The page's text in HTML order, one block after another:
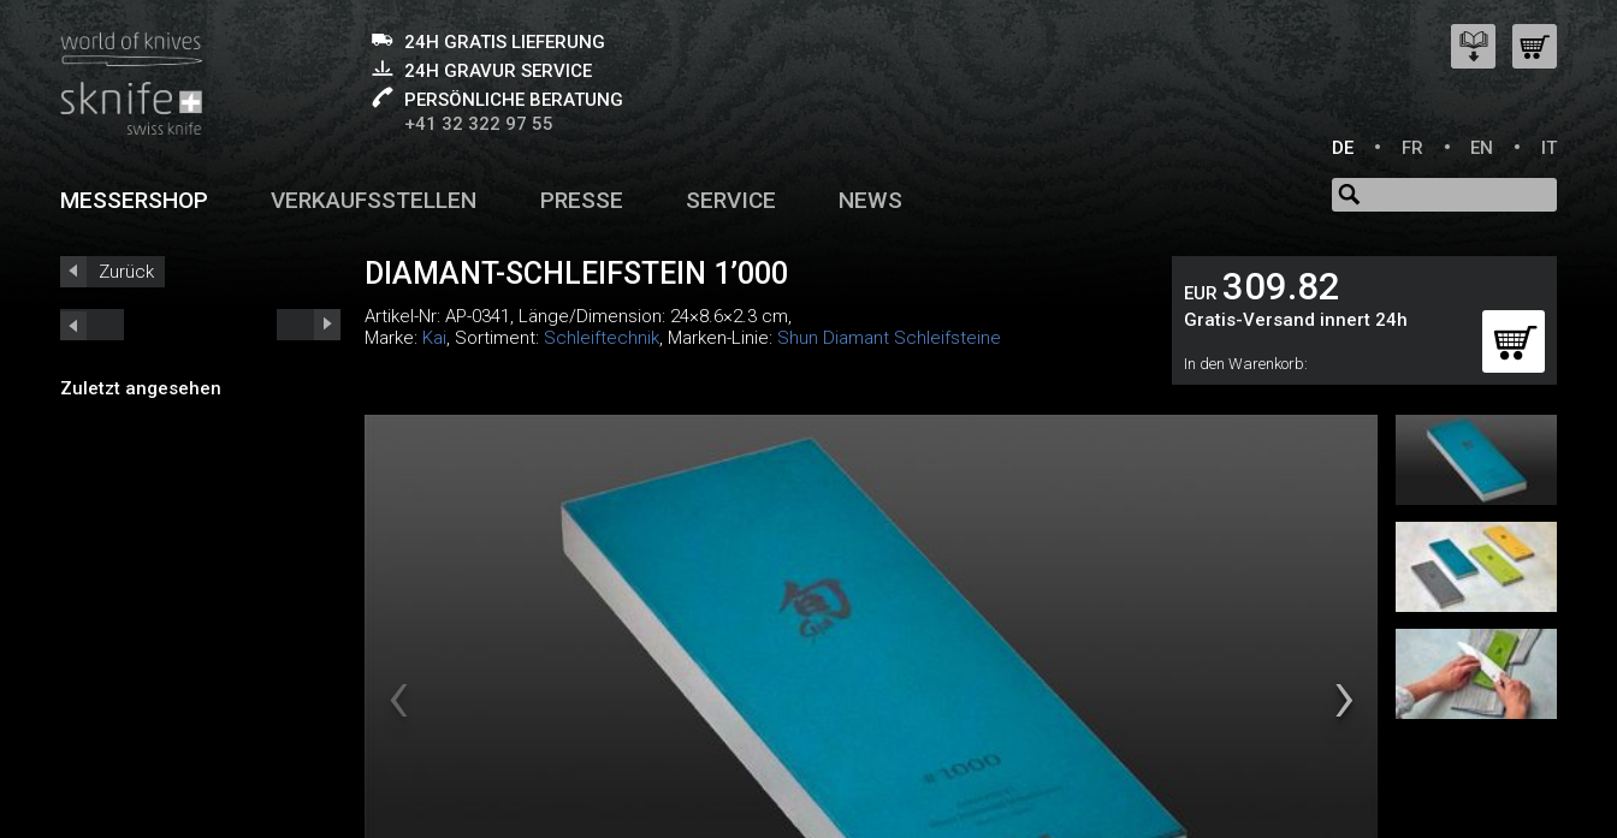
24H GRATIS LIEFERUNG
24H GRAVUR SERVICE
PERSÖNLICHE BERATUNG
+41 32 322 97 55
DE
FR EN IT
MESSERSHOP VERKAUFSSTELLEN PRESSE SERVICE NEWS
Zurück
Zuletzt angesehen
DIAMANT-SCHLEIFSTEIN 1’000
Artikel-Nr: AP-0341 , Länge/Dimension: 24×8.6×2.3 cm,
Marke: Kai, Sortiment: Schleiftechnik, Marken-Linie: Shun Diamant Schleifsteine
EUR 309.82
Gratis-Versand innert 24h
In den Warenkorb: